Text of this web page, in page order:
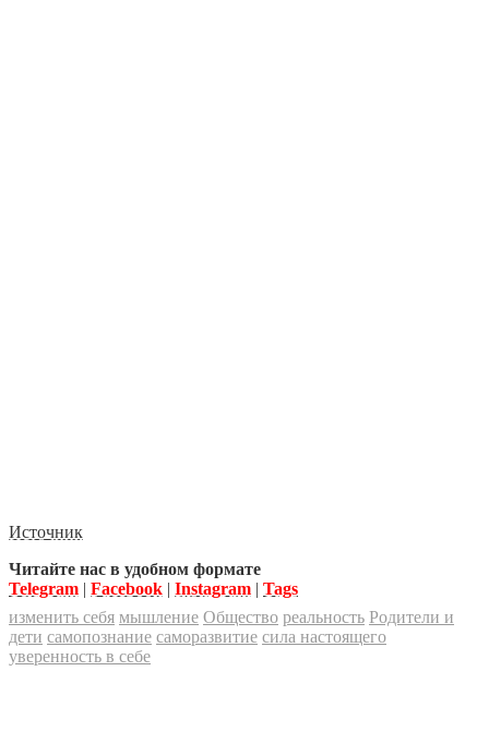
Источник
Читайте нас в удобном формате
Telegram | Facebook | Instagram | Tags
изменить себя мышление Общество реальность Родители и
дети самопознание саморазвитие сила настоящего
уверенность в себе